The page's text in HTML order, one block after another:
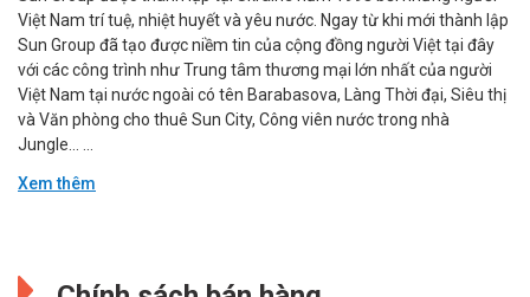
Việt Nam trí tuệ, nhiệt huyết và yêu nước. Ngay từ khi mới thành lập
Sun Group đã tạo được niềm tin của cộng đồng người Việt tại đây
với các công trình như Trung tâm thương mại lớn nhất của người
Việt Nam tại nước ngoài có tên Barabasova, Làng Thời đại, Siêu thị
và Văn phòng cho thuê Sun City, Công viên nước trong nhà
Jungle… ...
Xem thêm
Jones Lang LaSalle Incorporated là một công ty dịch vụ bất động